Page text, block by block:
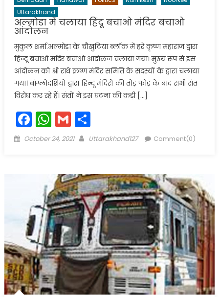
Uttarakhand
अल्मोडा में चलाया हिंदू बचाओ मंदिर बचाओ
आंदोलन
मुकुल शर्मा.अल्मोड़ा के चौखुटिया ब्लॉक में हरे कृष्ण महाराज द्वारा
हिन्दू बचाओ मंदिर बचाओ आंदोलन चलाया गया। मुख्य रूप से इस
आंदोलन को श्री राधे क्रष्ण मंदिर समिति के सदस्यों के द्वारा चलाया
गया। बांग्लोदशियों द्वारा हिन्दू मंदिरों की तोड़ फोड़ के बाद सभी संत
विरोध कर रहे हैं। संतों ने इस घटना की कड़ी […]
Facebook
WhatsApp
GmailShare
Posted
October 24, 2021 Author
Uttarakhand127 Comment(0)